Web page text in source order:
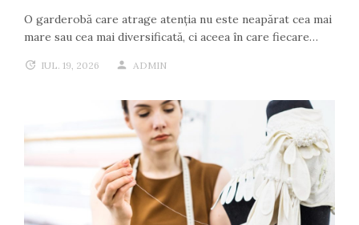
O garderobă care atrage atenția nu este neapărat cea mai
mare sau cea mai diversificată, ci aceea în care fiecare…
IUL. 19, 2026 ADMIN